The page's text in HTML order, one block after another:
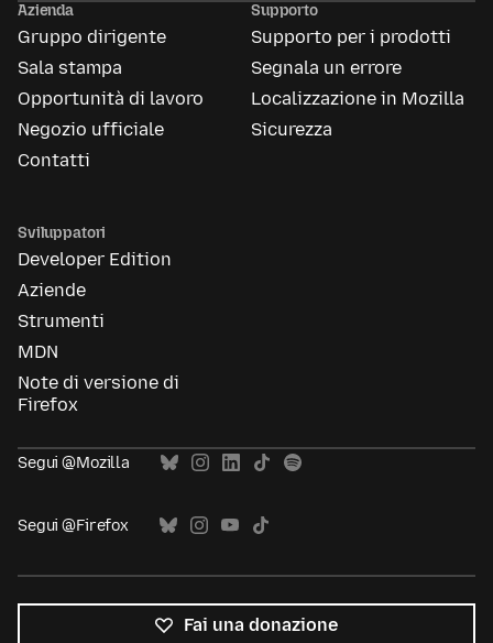
Azienda
Gruppo dirigente
Sala stampa
Opportunità di lavoro
Negozio ufficiale
Contatti
Supporto
Supporto per i prodotti
Segnala un errore
Localizzazione in Mozilla
Sicurezza
Sviluppatori
Developer Edition
Aziende
Strumenti
MDN
Note di versione di
Firefox
Segui @Mozilla
Segui @Firefox
Fai una donazione